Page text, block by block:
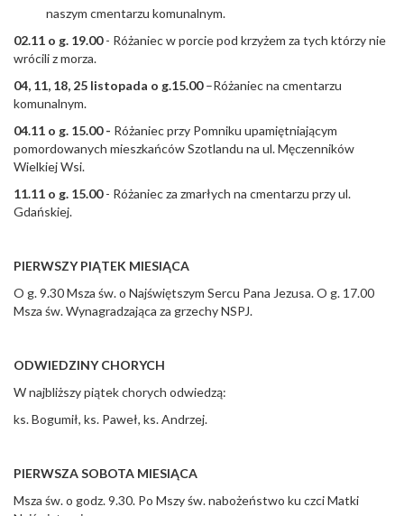
naszym cmentarzu komunalnym.
02.11 o g. 19.00- Różaniec w porcie pod krzyżem za tych którzy nie
wrócili z morza.
04, 11, 18, 25 listopada o g.15.00–Różaniec na cmentarzu
komunalnym.
04.11 o g. 15.00 - Różaniec przy Pomniku upamiętniającym
pomordowanych mieszkańców Szotlandu na ul. Męczenników
Wielkiej Wsi.
11.11 o g. 15.00- Różaniec za zmarłych na cmentarzu przy ul.
Gdańskiej.
PIERWSZY PIĄTEK MIESIĄCA
O g. 9.30 Msza św. o Najświętszym Sercu Pana Jezusa. O g. 17.00
Msza św. Wynagradzająca za grzechy NSPJ.
ODWIEDZINY CHORYCH
W najbliższy piątek chorych odwiedzą:
ks. Bogumił, ks. Paweł, ks. Andrzej.
PIERWSZA SOBOTA MIESIĄCA
Msza św. o godz. 9.30. Po Mszy św. nabożeństwo ku czci Matki